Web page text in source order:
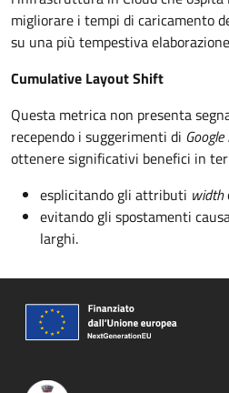
migliorare i tempi di caricamento
su una più tempestiva
Cumulative Layout Shift
Questa metrica non presenta
recependo i suggerimenti di
ottenere significativi benefici in
esplicitando gli attributi width
evitando gli spostamenti
larghi.